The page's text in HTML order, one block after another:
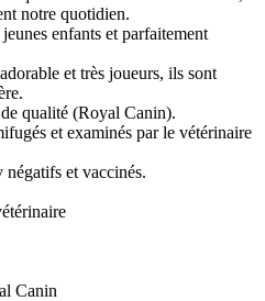
notre quotidien.
enfants et parfaitement
et très joueurs, ils sont
qualité (Royal Canin).
et examinés par le vétérinaire
et vaccinés.
Canin